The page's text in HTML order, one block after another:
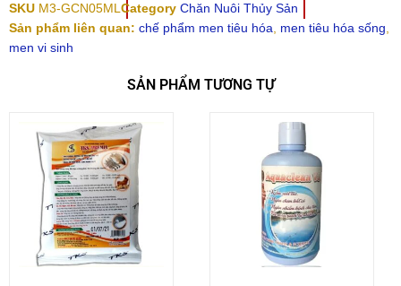
gà,
vịt,
heo,
lượng
SKU M3-GCN05ML Category Chăn Nuôi Thủy Sản
Sản phẩm liên quan: chế phẩm men tiêu hóa men tiêu hóa sống
men vi sinh
SẢN PHẨM TƯƠNG TỰ